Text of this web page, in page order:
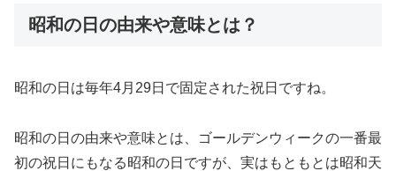
昭和の日の由来や意味とは？
昭和の日は毎年4月29日で固定された祝日ですね。
昭和の日の由来や意味とは、ゴールデンウィークの一番最
初の祝日にもなる昭和の日ですが、実はもともとは昭和天